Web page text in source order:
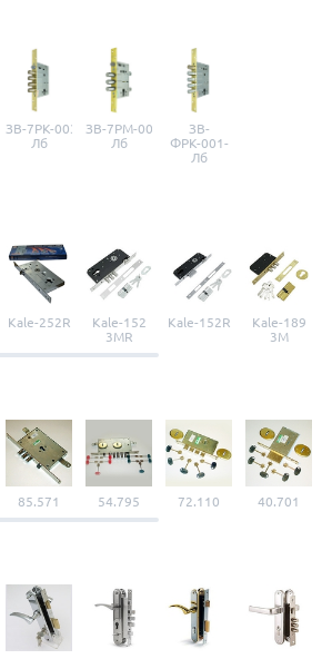
ЗВ-7РК-003-
Лб
ЗВ-7РМ-006-
Лб
ЗВ-
ФРК-001-
Лб
Kale-252R
Kale-152
3MR
Kale-152R
Kale-189
3M
85.571 54.795 72.110 40.701